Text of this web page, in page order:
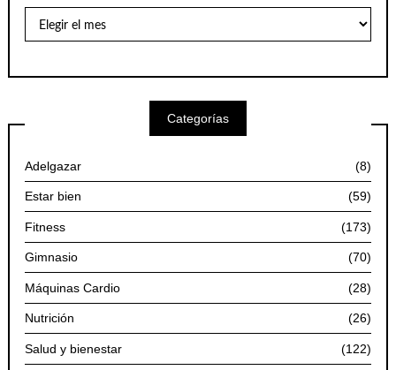
Artículos
Categorías
Adelgazar (8)
Estar bien (59)
Fitness (173)
Gimnasio (70)
Máquinas Cardio (28)
Nutrición (26)
Salud y bienestar (122)